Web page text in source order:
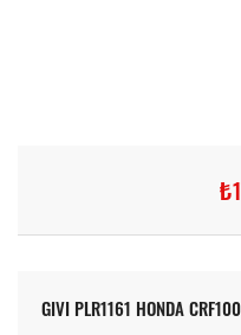
GIVI PLR1161 HONDA